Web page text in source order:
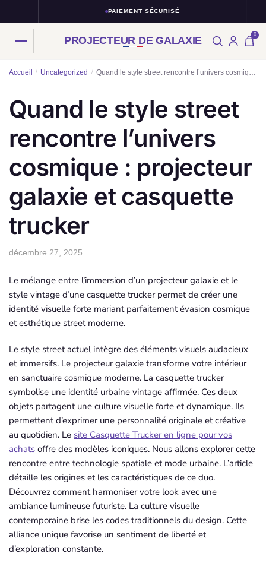
PAIEMENT SÉCURISÉ
PROJECTEUR DE GALAXIE 0
Accueil / Uncategorized / Quand le style street rencontre l’univers cosmique : projecteur galaxie et casquette trucker
Quand le style street
rencontre l’univers
cosmique : projecteur
galaxie et casquette
trucker
décembre 27, 2025
Le mélange entre l’immersion d’un projecteur galaxie et le
style vintage d’une casquette trucker permet de créer une
identité visuelle forte mariant parfaitement évasion cosmique
et esthétique street moderne.
Le style street actuel intègre des éléments visuels audacieux
et immersifs. Le projecteur galaxie transforme votre intérieur
en sanctuaire cosmique moderne. La casquette trucker
symbolise une identité urbaine vintage affirmée. Ces deux
objets partagent une culture visuelle forte et dynamique. Ils
permettent d’exprimer une personnalité originale et créative
au quotidien. Le site Casquette Trucker en ligne pour vos
achats offre des modèles iconiques. Nous allons explorer cette
rencontre entre technologie spatiale et mode urbaine. L’article
détaille les origines et les caractéristiques de ce duo.
Découvrez comment harmoniser votre look avec une
ambiance lumineuse futuriste. La culture visuelle
contemporaine brise les codes traditionnels du design. Cette
alliance unique favorise un sentiment de liberté et
d’exploration constante.